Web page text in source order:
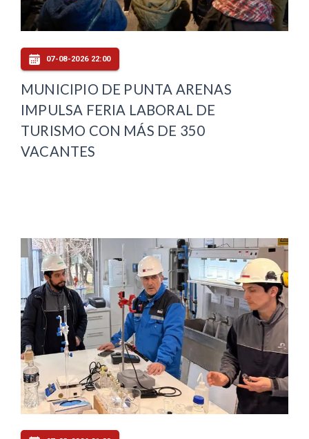
07-08-2026 22:00
MUNICIPIO DE PUNTA ARENAS
IMPULSA FERIA LABORAL DE
TURISMO CON MÁS DE 350
VACANTES